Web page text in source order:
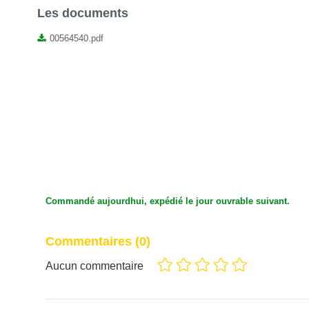
Les documents
00564540.pdf
Commandé aujourdhui, expédié le jour ouvrable suivant.
Commentaires (0)
Aucun commentaire